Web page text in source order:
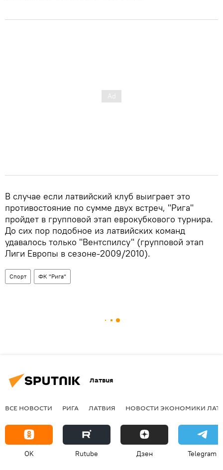
В случае если латвийский клуб выиграет это
противостояние по сумме двух встреч, "Рига"
пройдет в групповой этап еврокубкового турнира.
До сих пор подобное из латвийских команд
удавалось только "Вентспилсу" (групповой этап
Лиги Европы в сезоне-2009/2010).
Спорт ФК "Рига"
Латвия
ВСЕ НОВОСТИ РИГА ЛАТВИЯ НОВОСТИ ЭКОНОМИКИ
OK Rutube Дзен Telegram